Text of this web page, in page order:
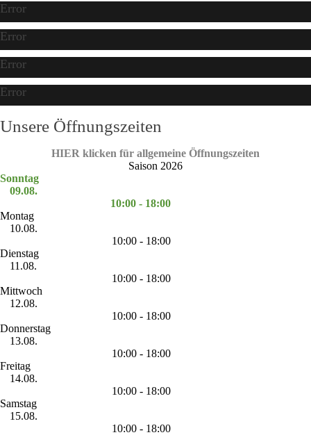
Error
Error
Error
Error
Unsere Öffnungszeiten
HIER klicken für allgemeine Öffnungszeiten
Saison 2026
Sonntag
09.08.
10:00 - 18:00
Montag
10.08.
10:00 - 18:00
Dienstag
11.08.
10:00 - 18:00
Mittwoch
12.08.
10:00 - 18:00
Donnerstag
13.08.
10:00 - 18:00
Freitag
14.08.
10:00 - 18:00
Samstag
15.08.
10:00 - 18:00